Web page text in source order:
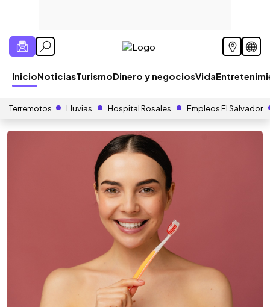
InicioNoticiasTurismoDinero y negociosVida
Terremotos Lluvias Hospital Rosales Empleos El Salvador